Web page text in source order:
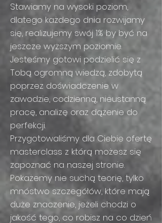
Stawiamy na wysoki poziom,
dlatego każdego dnia rozwijamy
się, realizujemy swój 1% by być na
jeszcze wyższym poziomie.
Jesteśmy gotowi podzielić się z
Tobą ogromną wiedzą, zdobytą
poprzez doświadczenie w
zawodzie, codzienną, nieustanną
pracę, analizę oraz dążenie do
perfekcji.
Przygotowaliśmy dla Ciebie ofertę
masterclass z którą możesz się
zapoznać na naszej stronie.
Pokażemy nie suchą teorię, tylko
mnóstwo szczegółów, które mają
duże znaczenie, jeżeli chodzi o
jakość tego, co robisz na co dzień